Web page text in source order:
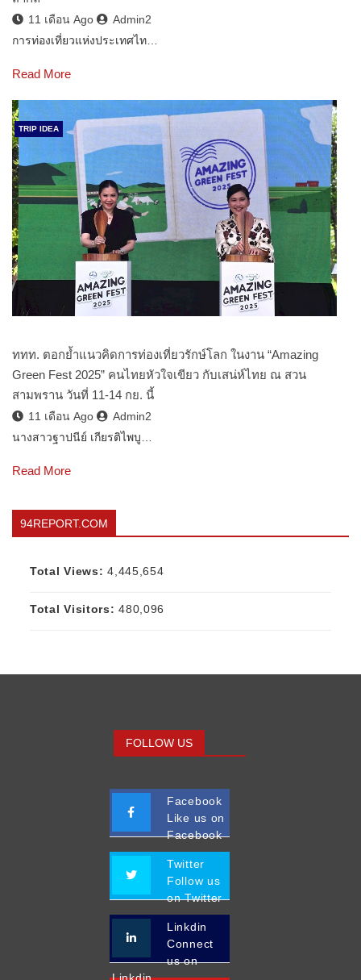
11 เดือน Ago
Admin2
การท่องเที่ยวแห่งประเทศไท…
Read More
TRIP IDEA
ททท. ตอกย้ำแนวคิดการท่องเที่ยวรักษ์โลก ในงาน “Amazing
Green Fest 2025” คนไทยหัวใจเขียว กับเสน่ห์ไทย ณ สวน
สามพราน วันที่ 11-14 กย. นี้
11 เดือน Ago
Admin2
นางสาวฐาปนีย์ เกียรติไพบู…
Read More
94REPORT.COM
Total Views:4,445,654
Total Visitors:480,096
FOLLOW US
Facebook
Like us on
Facebook
Twitter
Follow us
on Twitter
Linkdin
Connect
us on